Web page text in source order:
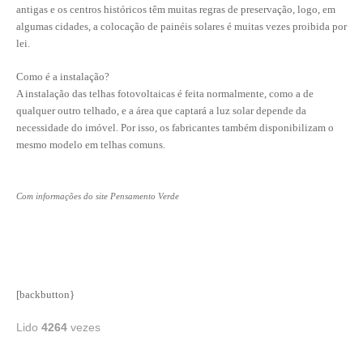
RES 1.002/2002 – CÓDIGO DE ÉTICA
HOMOLOGAÇÕES
PISO SALARIAL
FIQUE POR DENTRO
OPORTUNIDADES
antigas e os centros históricos têm muitas regras de preservação, logo, em
algumas cidades, a colocação de painéis solares é muitas vezes proibida por
lei.
Como é a instalação?
A instalação das telhas fotovoltaicas é feita normalmente, como a de
qualquer outro telhado, e a área que captará a luz solar depende da
necessidade do imóvel. Por isso, os fabricantes também disponibilizam o
mesmo modelo em telhas comuns.
Com informações do site Pensamento Verde
[backbutton}
Lido 4264 vezes